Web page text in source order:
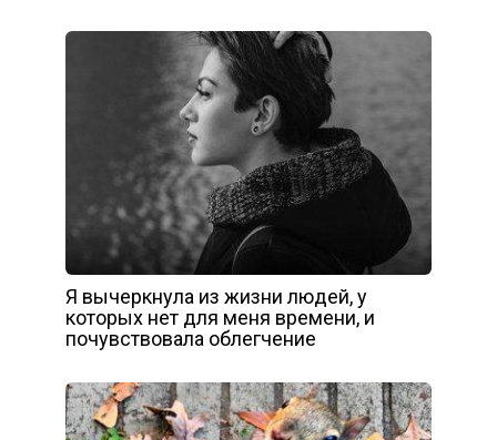
Я вычеркнула из жизни людей, у
которых нет для меня времени, и
почувствовала облегчение